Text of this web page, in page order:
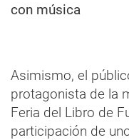
con música
Asimismo, el
protagonista de la
Feria del Libro de
participación de